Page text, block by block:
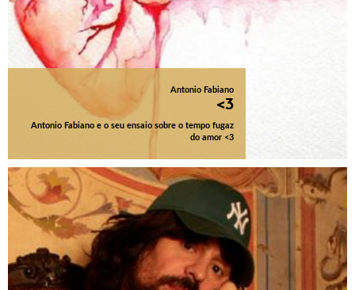
Antonio Fabiano
<3
Antonio Fabiano e o seu ensaio sobre o tempo fugaz
do amor <3